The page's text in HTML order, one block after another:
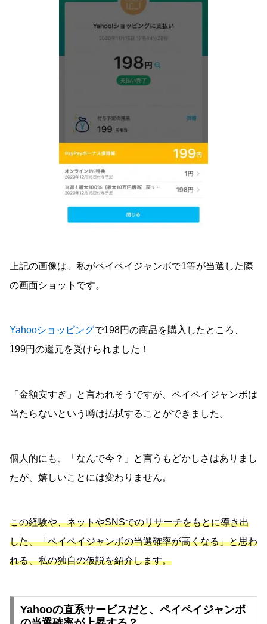
上記の画像は、私がペイペイジャンボで1等が当選した際
の画面ショットです。
Yahooショッピングで198円の商品を購入したところ、
199円の還元を受けられました！
「金額安すぎ」と言われそうですが、ペイペイジャンボは
当たらないという噂は払拭することができました。
個人的にも、「なんで今？」と言うもどかしさはありまし
たが、嬉しいことには変わりません。
この経験や、ネットやSNSでのリサーチをもとに導き出
した、「ペイペイジャンボの当選確率が高くなる」と思わ
れる、私の独自の仮説を紹介します。
Yahooの直系サービスだと、ペイペイジャンボ